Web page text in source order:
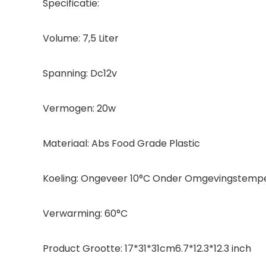
Specificatie:
Volume: 7,5 Liter
Spanning: Dc12v
Vermogen: 20w
Materiaal: Abs Food Grade Plastic
Koeling: Ongeveer 10°C Onder
Verwarming: 60°C
Product Grootte: 17*31*31cm6.7*12.3*12.3 inch